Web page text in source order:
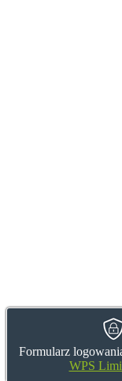
Formularz
WPS